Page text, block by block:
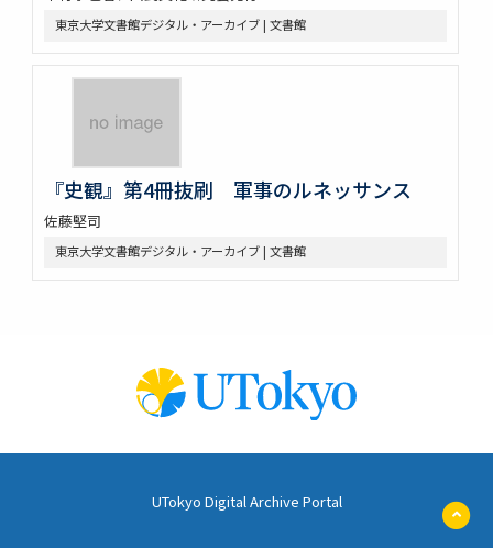
東京大学文書館デジタル・アーカイブ | 文書館
『史観』第4冊抜刷 軍事のルネッサンス
佐藤堅司
東京大学文書館デジタル・アーカイブ | 文書館
UTokyo Digital Archive Portal
ペ